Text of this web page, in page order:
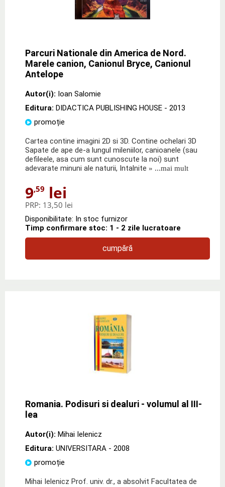
Parcuri Nationale din America de Nord.
Marele canion, Canionul Bryce, Canionul
Antelope
Autor(i): Ioan Salomie
Editura: DIDACTICA PUBLISHING HOUSE - 2013
promoție
Cartea contine imagini 2D si 3D. Contine ochelari 3D
Sapate de ape de-a lungul mileniilor, canioanele (sau
defileele, asa cum sunt cunoscute la noi) sunt
adevarate minuni ale naturii, Intalnite » ...mai mult
9,59 lei
PRP: 13,50 lei
Disponibilitate: In stoc furnizor
Timp confirmare stoc: 1 - 2 zile lucratoare
cumpără
Romania. Podisuri si dealuri - volumul al III-
lea
Autor(i): Mihai Ielenicz
Editura: UNIVERSITARA - 2008
promoție
Mihai Ielenicz Prof. univ. dr., a absolvit Facultatea de